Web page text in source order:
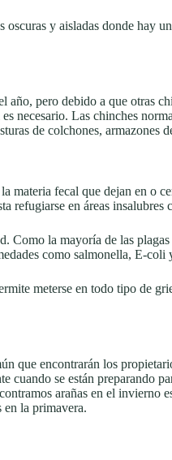
oscuras y aisladas donde
año, pero debido a que otras
necesario. Las chinches
de colchones, armazones
materia fecal que dejan en o
refugiarse en áreas
Como la mayoría de las
como salmonella, E-
meterse en todo tipo de
que encontrarán los
cuando se están preparando
arañas en el invierno
en la primavera.